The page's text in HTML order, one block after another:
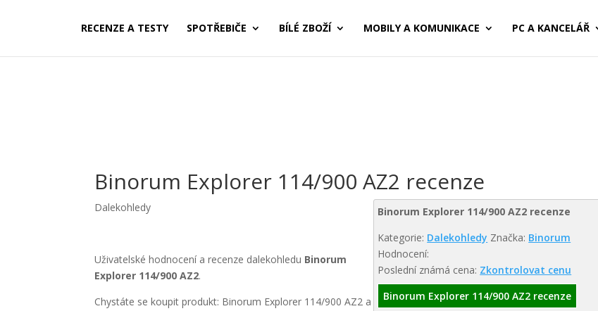
RECENZE A TESTY SPOTŘEBIČE BÍLÉ ZBOŽÍ MOBILY A KOMUNIKACE PC A KANCELÁŘ
Binorum Explorer 114/900 AZ2 recenze
Binorum Explorer 114/900 AZ2 recenze
Kategorie: Dalekohledy Značka: Binorum
Hodnocení:
Poslední známá cena: Zkontrolovat cenu
Binorum Explorer 114/900 AZ2 recenze
Dalekohledy
Uživatelské hodnocení a recenze dalekohledu Binorum
Explorer 114/900 AZ2.
Chystáte se koupit produkt: Binorum Explorer 114/900 AZ2 a